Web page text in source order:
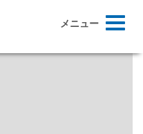
Toggle
メニュー